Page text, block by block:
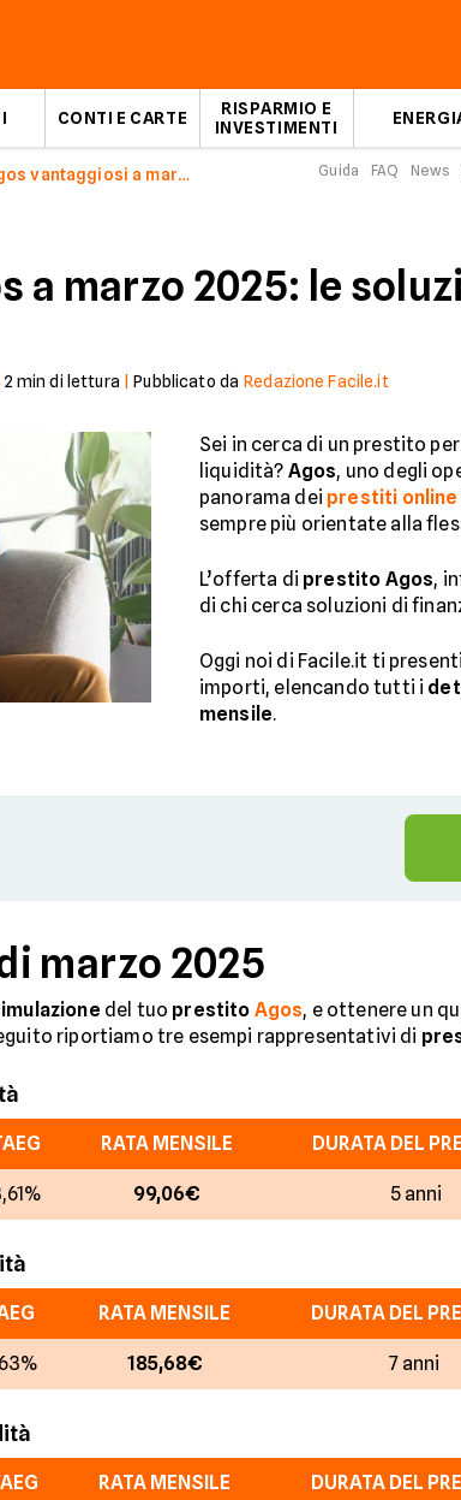
CONTI E CARTE
RISPARMIO E
INVESTIMENTI
I prestiti Agos vantaggiosi a marzo 2025 Guida FAQ News
a marzo 2025: le
2 min di lettura |Pubblicato da Redazione Facile.it
Sei in cerca di un prestito
liquidità? Agos, uno degli
panorama dei prestiti online
sempre più orientate alla
L’offerta di prestito Agos,
di chi cerca soluzioni di
Oggi noi di Facile.it ti
importi, elencando tutti i
mensile.
marzo 2025
del tuo prestito Agos, e ottenere un
riportiamo tre esempi rappresentativi di
RATA MENSILE DURATA DEL
99,06€ 5 anni
RATA MENSILE DURATA DEL
185,68€ 7 anni
RATA MENSILE DURATA DEL